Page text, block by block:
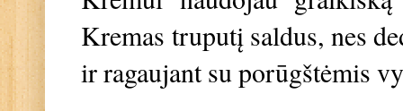
Kremas truputį saldus, nes
ir ragaujant su porūgštėmis